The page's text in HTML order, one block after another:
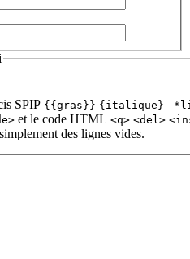
SPIP {{gras}} {italique} -
et le code HTML <q> <del>
des lignes vides.